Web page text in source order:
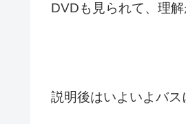
DVDも見られて、理解
説明後はいよいよバス